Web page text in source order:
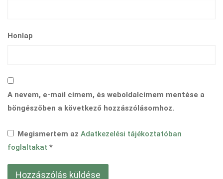
Honlap
A nevem, e-mail címem, és weboldalcímem mentése a
böngészőben a következő hozzászólásomhoz.
Megismertem az Adatkezelési tájékoztatóban
foglaltakat *